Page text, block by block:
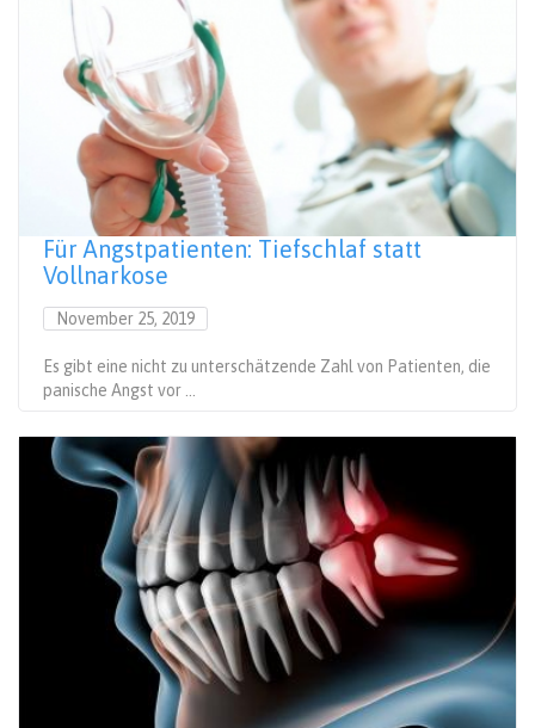
Für Angstpatienten: Tiefschlaf statt
Vollnarkose
November 25, 2019
Es gibt eine nicht zu unterschätzende Zahl von Patienten, die
panische Angst vor ...